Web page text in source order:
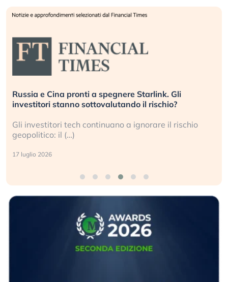
Russia e Cina pronti a spegnere Starlink. Gli
investitori stanno sottovalutando il rischio?
Gli investitori tech continuano a ignorare il rischio
geopolitico: il (…)
17 luglio 2026